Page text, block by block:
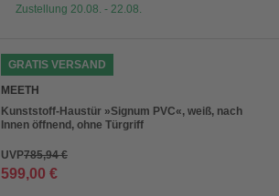
Zustellung 20.08. - 22.08.
GRATIS VERSAND
MEETH
Kunststoff-Haustür »Signum PVC«, weiß, nach
Innen öffnend, ohne Türgriff
UVP785,94 €
599,00 €